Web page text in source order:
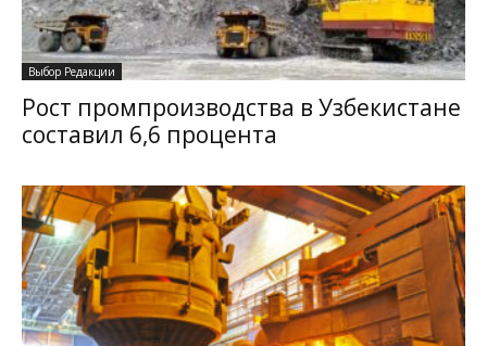
Выбор Редакции
Рост промпроизводства в Узбекистане
составил 6,6 процента